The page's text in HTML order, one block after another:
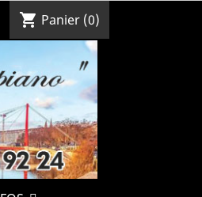
shopping_cart Panier (0)